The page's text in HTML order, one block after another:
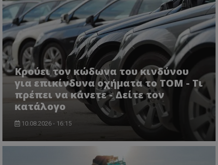
Κρούει τον κώδωνα του κινδύνου
για επικίνδυνα οχήματα το ΤΟΜ - Τι
πρέπει να κάνετε - Δείτε τον
κατάλογο
10.08.2026 - 16:15